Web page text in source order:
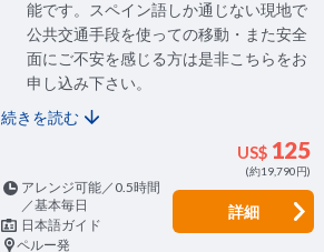
能です。スペイン語しか通じない現地で
公共交通手段を使っての移動・また安全
面にご不安を感じる方は是非こちらをお
申し込み下さい。
続きを読む
US$ 125
(約19,790円)
アレンジ可能／0.5時間
／基本毎日
日本語ガイド
ペルー発
詳細